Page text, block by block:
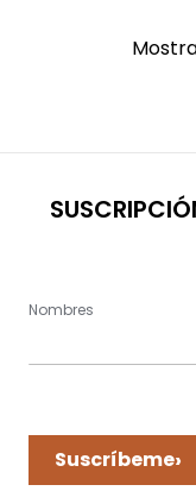
Nombres
Suscríbeme›